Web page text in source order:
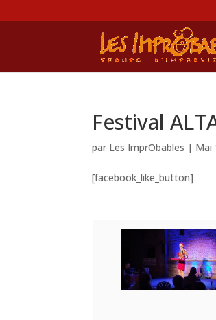
Festival
par Les ImprObables | Mai
[facebook_like_button]